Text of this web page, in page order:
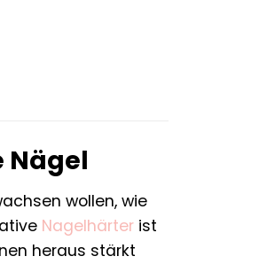
Nägel
wollen, wie
Nagelhärter ist
heraus stärkt